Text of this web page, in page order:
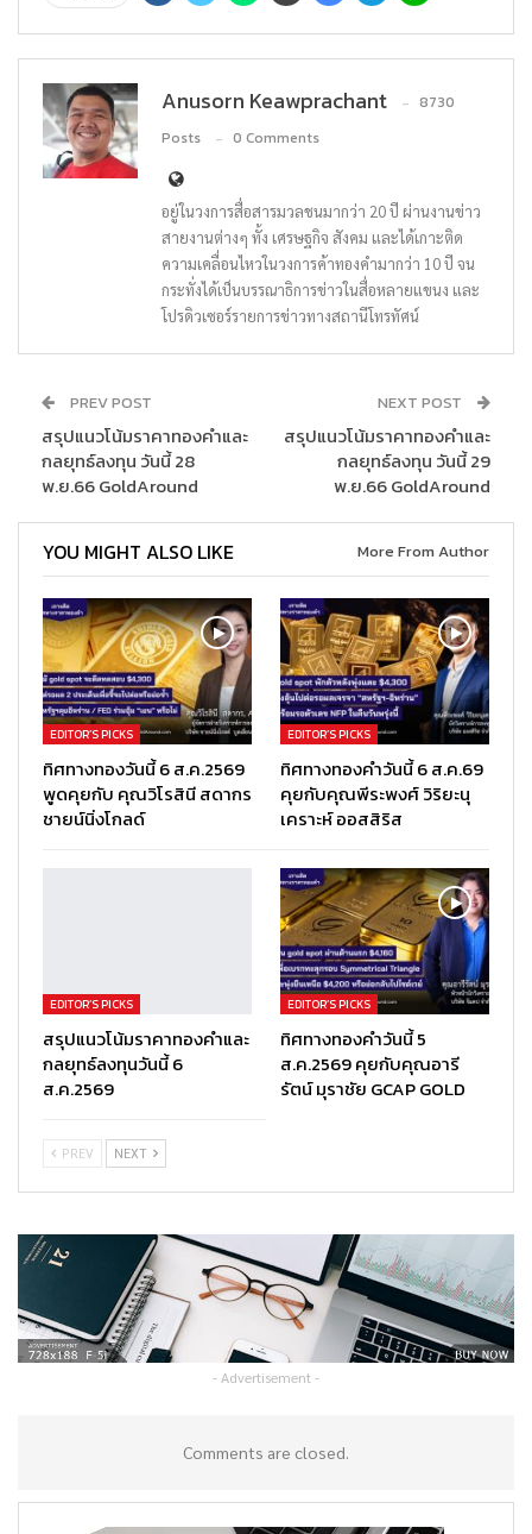
Anusorn Keawprachant
8730
Posts
0 Comments
อยู่ในวงการสื่อสารมวลชนมากว่า 20 ปี ผ่านงานข่าว
สายงานต่างๆ ทั้ง เศรษฐกิจ สังคม และได้เกาะติด
ความเคลื่อนไหวในวงการค้าทองคำมากว่า 10 ปี จน
กระทั่งได้เป็นบรรณาธิการข่าวในสื่อหลายแขนง และ
โปรดิวเซอร์รายการข่าวทางสถานีโทรทัศน์
PREV POST
สรุปแนวโน้มราคาทองคำและ
กลยุทธ์ลงทุน วันนี้ 28
พ.ย.66 GoldAround
NEXT POST
สรุปแนวโน้มราคาทองคำและ
กลยุทธ์ลงทุน วันนี้ 29
พ.ย.66 GoldAround
YOU MIGHT ALSO LIKE More From Author
EDITOR’S PICKS
ทิศทางทองวันนี้ 6 ส.ค.2569
พูดคุยกับ คุณวิโรสินี สดากร
ชายน์นิ่งโกลด์
EDITOR’S PICKS
ทิศทางทองคำวันนี้ 6 ส.ค.69
คุยกับคุณพีระพงศ์ วิริยะนุ
เคราะห์ ออสสิริส
EDITOR’S PICKS
สรุปแนวโน้มราคาทองคำและ
กลยุทธ์ลงทุนวันนี้ 6
ส.ค.2569
EDITOR’S PICKS
ทิศทางทองคำวันนี้ 5
ส.ค.2569 คุยกับคุณอารี
รัตน์ มุราชัย GCAP GOLD
PREV NEXT
- Advertisement -
Comments are closed.